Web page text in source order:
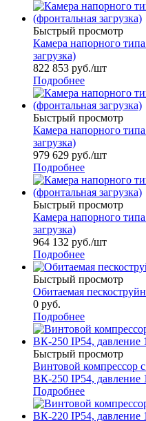
Быстрый просмотр
Камера напорного
загрузка)
822 853 руб./шт
Подробнее
Быстрый просмотр
Камера напорного
загрузка)
979 629 руб./шт
Подробнее
Быстрый просмотр
Камера напорного
загрузка)
964 132 руб./шт
Подробнее
Быстрый просмотр
Обитаемая
0 руб.
Подробнее
Быстрый просмотр
Винтовой компрессор
ВК-250 IP54, давление
Подробнее